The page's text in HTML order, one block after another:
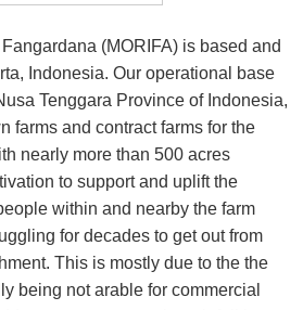
(MORIFA) is based and
Indonesia. Our operational base
Tenggara Province of Indonesia,
farms and contract farms for the
nearly more than 500 acres
to support and uplift the
within and nearby the farm
for decades to get out from
This is mostly due to the the
being not arable for commercial